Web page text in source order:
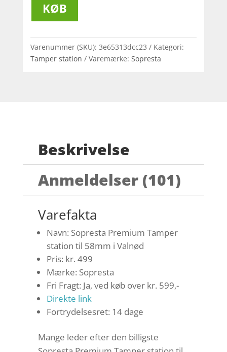
KØB
Varenummer (SKU): 3e65313dcc23
Kategori:
Tamper station
Varemærke: Sopresta
Beskrivelse
Anmeldelser (101)
Varefakta
Navn: Sopresta Premium Tamper
station til 58mm i Valnød
Pris: kr. 499
Mærke: Sopresta
Fri Fragt: Ja, ved køb over kr. 599,-
Direkte link
Fortrydelsesret: 14 dage
Mange leder efter den billigste